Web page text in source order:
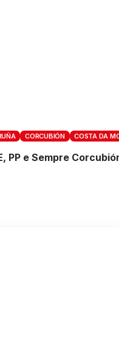
CORCUBIÓN COSTA DA
PP e Sempre